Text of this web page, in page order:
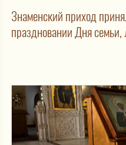
Знаменский приход
праздновании Дня